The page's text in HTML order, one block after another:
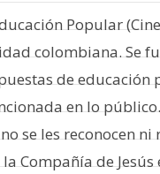
Popular
colombiana. Se
de
en lo
se les reconocen
Compañía de Jesús